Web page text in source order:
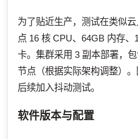
为了贴近生产，测试在类似
点 16 核 CPU、64GB 内存
卡。集群采用 3 副本部署，
节点（根据实际架构调整）
后续加入抖动测试。
软件版本与配置